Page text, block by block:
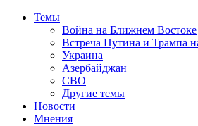
Темы
Война на Ближнем Востоке
Встреча Путина и Трампа
Украина
Азербайджан
СВО
Другие темы
Новости
Мнения